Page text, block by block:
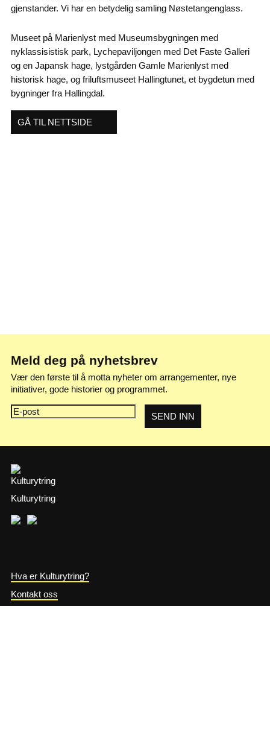
gjenstander. Vi har en betydelig samling Nøstetangenglass.
Museet på Marienlyst med Museumsbygningen med
nyklassisistisk park, Lychepaviljongen med Det Faste Galleri
og en Japansk hage, lystgården Gamle Marienlyst med
historisk hage, og friluftsmuseet Hallingtunet, et bygdetun med
bygninger fra Hallingdal.
GÅ TIL NETTSIDE
Meld deg på nyhetsbrev
Vær den første til å motta nyheter om arrangementer, nye
initiativer, gode historier og programmet.
Kulturytring
Hva er Kulturytring?
Kontakt oss